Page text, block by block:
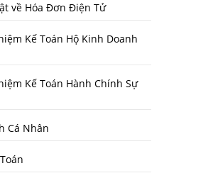
về Hóa Đơn Điện Tử
Kế Toán Hộ Kinh Doanh
Kế Toán Hành Chính Sự
Cá Nhân